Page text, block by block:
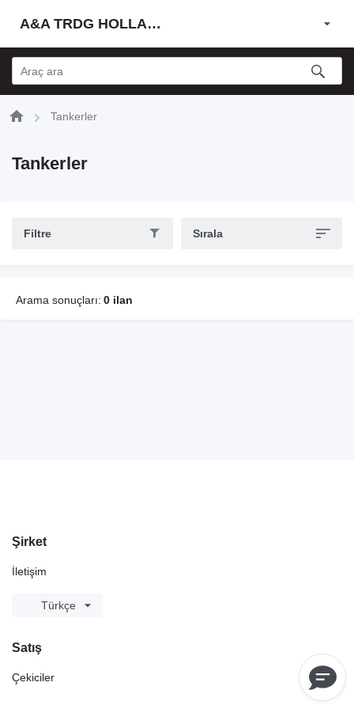
A&A TRDG HOLLAND BV
Tankerler
Tankerler
Filtre Sırala
Arama sonuçları: 0 ilan
Şirket
İletişim
Türkçe
Satış
Çekiciler